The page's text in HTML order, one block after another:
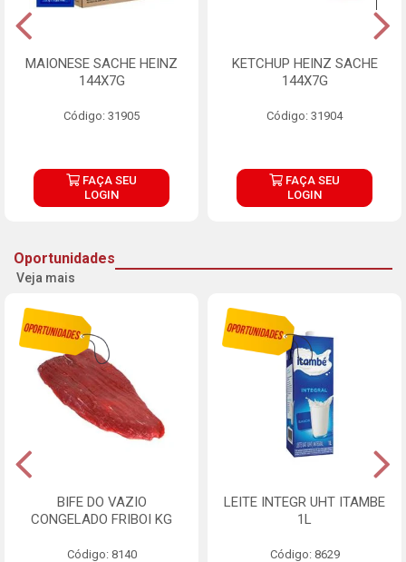
MAIONESE SACHE HEINZ
144X7G
Código: 31905
FAÇA SEU
LOGIN
KETCHUP HEINZ SACHE
144X7G
Código: 31904
FAÇA SEU
LOGIN
Oportunidades
Veja mais
BIFE DO VAZIO
CONGELADO FRIBOI KG
Código: 8140
LEITE INTEGR UHT ITAMBE
1L
Código: 8629